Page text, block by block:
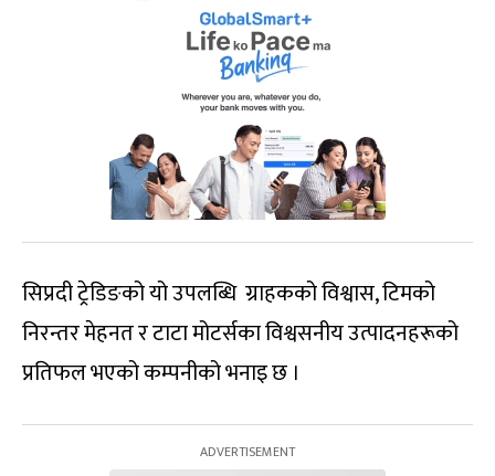
सिप्रदी ट्रेडिङको यो उपलब्धि ग्राहकको विश्वास, टिमको
निरन्तर मेहनत र टाटा मोटर्सका विश्वसनीय उत्पादनहरूको
प्रतिफल भएको कम्पनीको भनाइ छ ।